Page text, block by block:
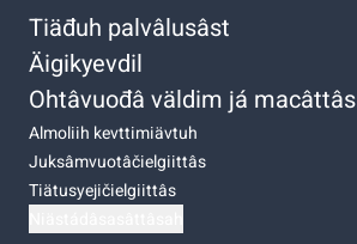
Tiäđuh palvâlusâst
Äigikyevdil
Ohtâvuođâ väldim já macâttâs
Almoliih kevttimiävtuh
Juksâmvuotâčielgiittâs
Tiätusyejičielgiittâs